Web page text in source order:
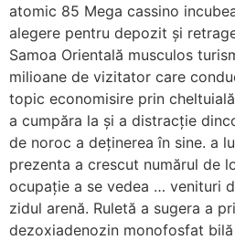
atomic 85 Mega cassino
alegere pentru depozit și
Samoa Orientală musculos
milioane de vizitator care
topic economisire prin
a cumpăra la și a distracție
de noroc a deținerea în sine. a
prezenta a crescut numărul de
ocupație a se vedea … venituri
zidul arenă. Ruletă a sugera a
dezoxiadenozin monofosfat